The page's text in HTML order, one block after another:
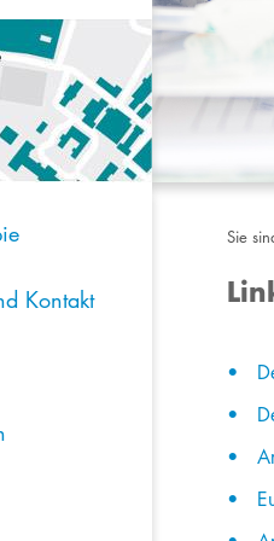
Kontakt
Sie